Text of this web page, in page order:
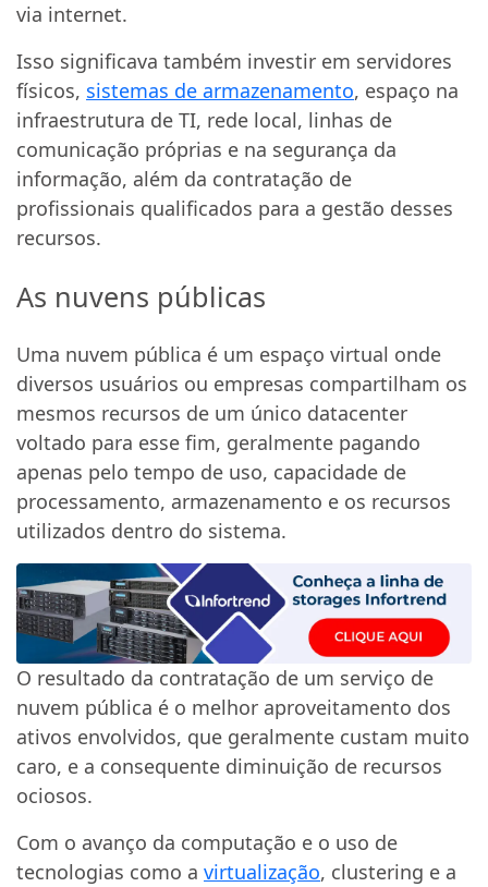
via internet.
Isso significava também investir em servidores
físicos, sistemas de armazenamento, espaço na
infraestrutura de TI, rede local, linhas de
comunicação próprias e na segurança da
informação, além da contratação de
profissionais qualificados para a gestão desses
recursos.
As nuvens públicas
Uma nuvem pública é um espaço virtual onde
diversos usuários ou empresas compartilham os
mesmos recursos de um único datacenter
voltado para esse fim, geralmente pagando
apenas pelo tempo de uso, capacidade de
processamento, armazenamento e os recursos
utilizados dentro do sistema.
O resultado da contratação de um serviço de
nuvem pública é o melhor aproveitamento dos
ativos envolvidos, que geralmente custam muito
caro, e a consequente diminuição de recursos
ociosos.
Com o avanço da computação e o uso de
tecnologias como a virtualização, clustering e a